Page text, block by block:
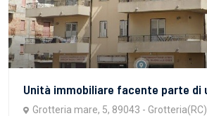
Grotteria mare, 5, 89043 - Grotteria(RC)